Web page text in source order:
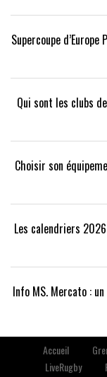
Supercoupe
Qui sont les clubs
Choisir son
Les calendriers
Info MS. Mercato :
Accueil
LiveRugby